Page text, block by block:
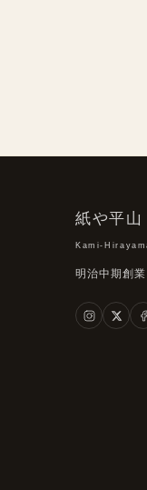
紙や平山
Kami-
明治中期創